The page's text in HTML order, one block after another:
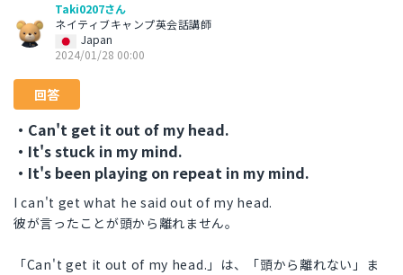
Taki0207さん
ネイティブキャンプ英会話講師
Japan
2024/01/28 00:00
回答
・Can't get it out of my head.
・It's stuck in my mind.
・It's been playing on repeat in my mind.
I can't get what he said out of my head.
彼が言ったことが頭から離れません。
「Can't get it out of my head.」は、「頭から離れない」ま